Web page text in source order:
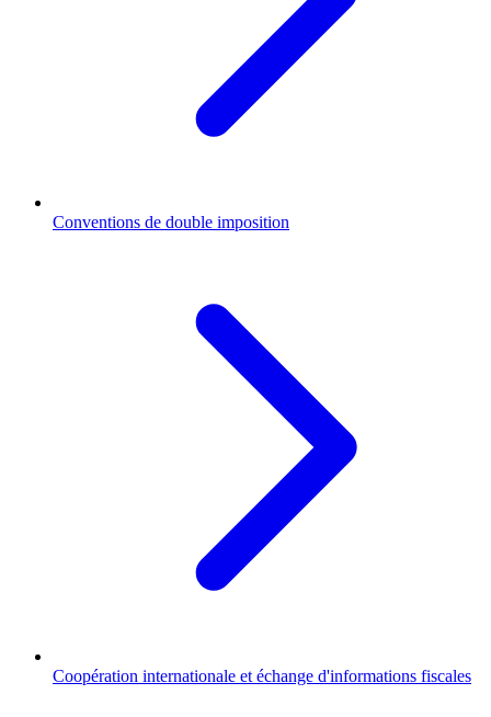
Conventions de double imposition
Coopération internationale et échange d'informations fiscales